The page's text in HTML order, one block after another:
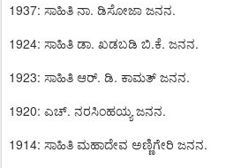
1937: ಸಾಹಿತಿ ನಾ. ಡಿಸೋಜಾ ಜನನ.
1924: ಸಾಹಿತಿ ಡಾ. ಖಡಬಡಿ ಬಿ.ಕೆ. ಜನನ.
1923: ಸಾಹಿತಿ ಆರ್. ಡಿ. ಕಾಮತ್ ಜನನ.
1920: ಎಚ್. ನರಸಿಂಹಯ್ಯ ಜನನ.
1914: ಸಾಹಿತಿ ಮಹಾದೇವ ಅಣ್ಣಿಗೇರಿ ಜನನ.